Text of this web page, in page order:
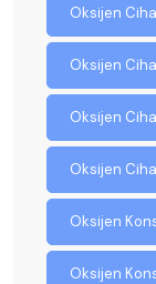
Oksijen
Oksijen
Oksijen
Oksijen
Oksijen
Oksijen